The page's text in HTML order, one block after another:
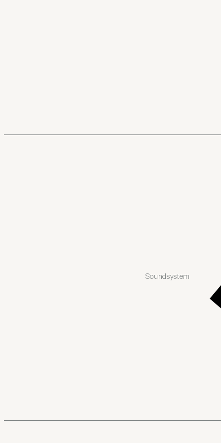
Soundsystem